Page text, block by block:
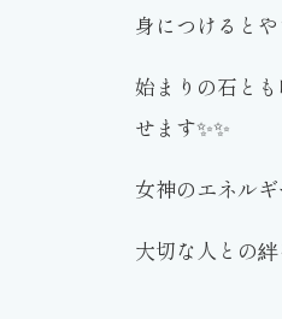
身につけると
始まりの石と
せます✨✨
女神のエネル
大切な人との